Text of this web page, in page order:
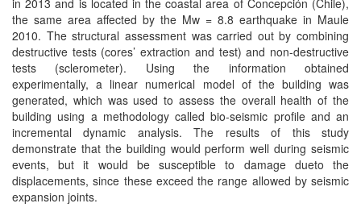
in 2013 and is located in the coastal area of Concepción (Chile),
the same area affected by the Mw = 8.8 earthquake in Maule
2010. The structural assessment was carried out by combining
destructive tests (cores’ extraction and test) and non-destructive
tests (sclerometer). Using the information obtained
experimentally, a linear numerical model of the building was
generated, which was used to assess the overall health of the
building using a methodology called bio-seismic profile and an
incremental dynamic analysis. The results of this study
demonstrate that the building would perform well during seismic
events, but it would be susceptible to damage dueto the
displacements, since these exceed the range allowed by seismic
expansion joints.